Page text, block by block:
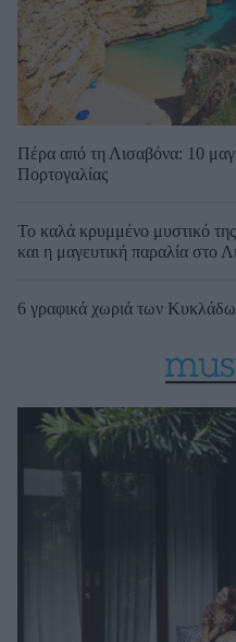
Πέρα από τη Λισαβόνα: 10
Πορτογαλίας
Το καλά κρυμμένο μυστικό
και η μαγευτική παραλία στο
6 γραφικά χωριά των